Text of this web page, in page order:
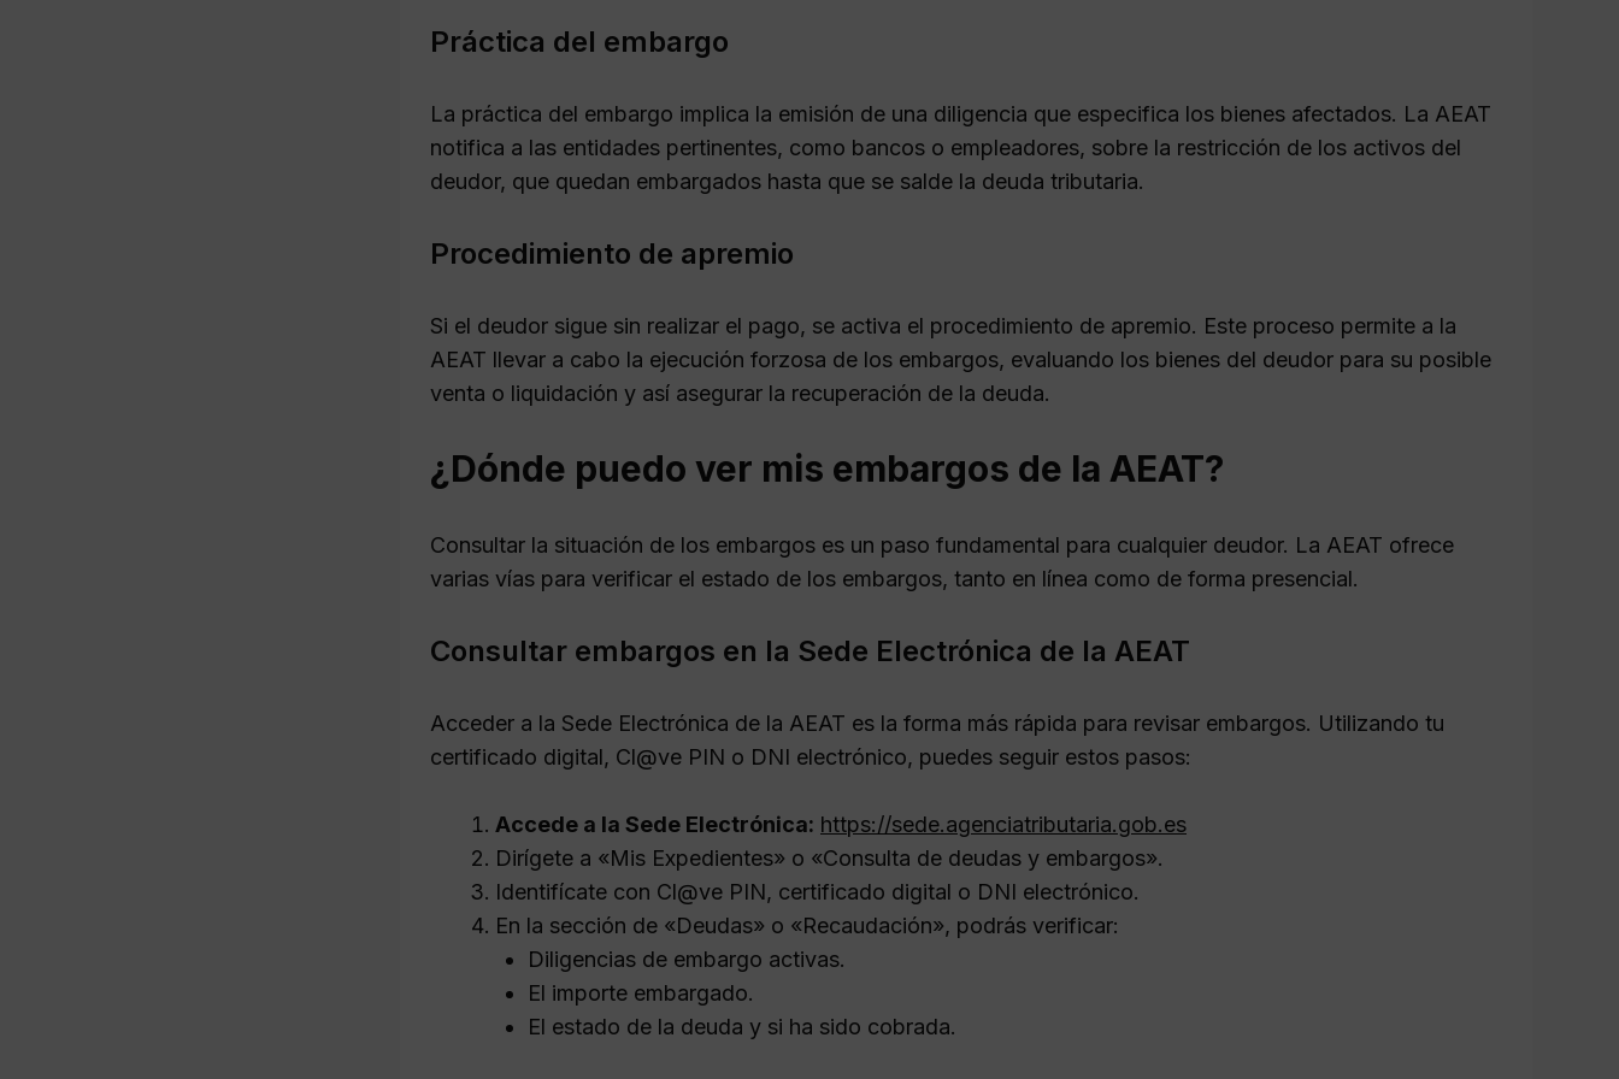
Práctica del embargo
La práctica del embargo implica la emisión de una diligencia que especifica los bienes afectados. La AEAT
notifica a las entidades pertinentes, como bancos o empleadores, sobre la restricción de los activos del
deudor, que quedan embargados hasta que se salde la deuda tributaria.
Procedimiento de apremio
Si el deudor sigue sin realizar el pago, se activa el procedimiento de apremio. Este proceso permite a la
AEAT llevar a cabo la ejecución forzosa de los embargos, evaluando los bienes del deudor para su posible
venta o liquidación y así asegurar la recuperación de la deuda.
¿Dónde puedo ver mis embargos de la AEAT?
Consultar la situación de los embargos es un paso fundamental para cualquier deudor. La AEAT ofrece
varias vías para verificar el estado de los embargos, tanto en línea como de forma presencial.
Consultar embargos en la Sede Electrónica de la AEAT
Acceder a la Sede Electrónica de la AEAT es la forma más rápida para revisar embargos. Utilizando tu
certificado digital, Cl@ve PIN o DNI electrónico, puedes seguir estos pasos:
Accede a la Sede Electrónica: https://sede.agenciatributaria.gob.es
Dirígete a «Mis Expedientes» o «Consulta de deudas y embargos».
Identifícate con Cl@ve PIN, certificado digital o DNI electrónico.
En la sección de «Deudas» o «Recaudación», podrás verificar:
Diligencias de embargo activas.
El importe embargado.
El estado de la deuda y si ha sido cobrada.